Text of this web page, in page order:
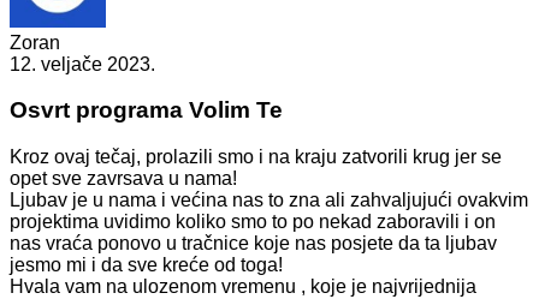
Zoran
12. veljače 2023.
Osvrt programa Volim Te
Kroz ovaj tečaj, prolazili smo i na kraju zatvorili krug jer se
opet sve zavrsava u nama!
Ljubav je u nama i većina nas to zna ali zahvaljujući ovakvim
projektima uvidimo koliko smo to po nekad zaboravili i on
nas vraća ponovo u tračnice koje nas posjete da ta ljubav
jesmo mi i da sve kreće od toga!
Hvala vam na ulozenom vremenu , koje je najvrijednija